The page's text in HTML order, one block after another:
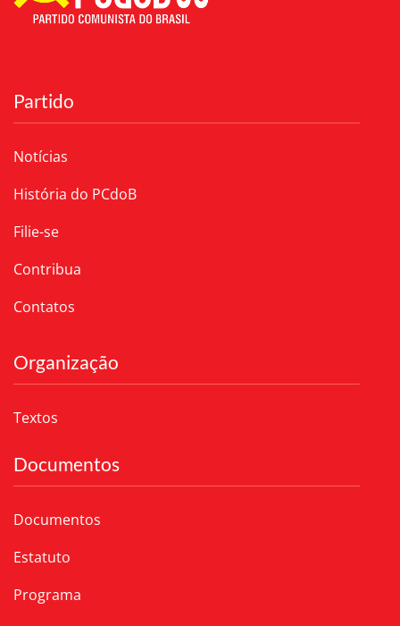
Partido
Notícias
História do PCdoB
Filie-se
Contribua
Contatos
Organização
Textos
Documentos
Documentos
Estatuto
Programa